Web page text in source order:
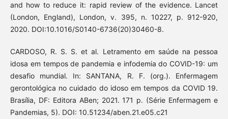
and how to reduce it: rapid review of the evidence. Lancet
(London, England), London, v. 395, n. 10227, p. 912-920,
2020. DOI:10.1016/S0140-6736(20)30460-8.
CARDOSO, R. S. S. et al. Letramento em saúde na pessoa
idosa em tempos de pandemia e infodemia do COVID-19: um
desafio mundial. In: SANTANA, R. F. (org.). Enfermagem
gerontológica no cuidado do idoso em tempos da COVID 19.
Brasília, DF: Editora ABen; 2021. 171 p. (Série Enfermagem e
Pandemias, 5). DOI: 10.51234/aben.21.e05.c21